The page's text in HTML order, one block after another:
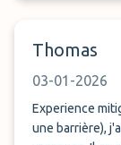
Thomas
03-01-2026
Experience
une barrière),